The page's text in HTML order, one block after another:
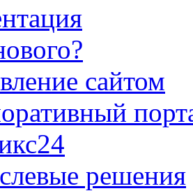
сайтом
решения